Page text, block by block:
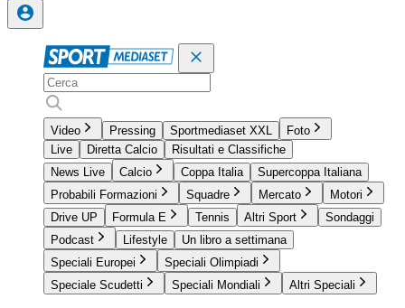
Video Pressing Sportmediaset XXL
Foto
Live
Diretta Calcio
Risultati e Classifiche
News Live
Calcio Coppa Italia
Supercoppa Italiana
Probabili Formazioni
Squadre Mercato
Motori
Drive UP
Formula E Tennis Altri Sport
Sondaggi
Podcast
Lifestyle
Un libro a settimana
Speciali Europei
Speciali Olimpiadi
Speciale Scudetti
Speciali Mondiali Altri Speciali